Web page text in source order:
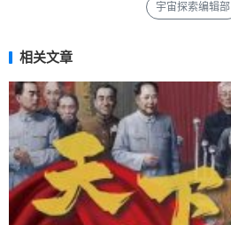
宇宙探索编辑部
相关文章